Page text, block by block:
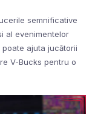
semnificative
al evenimentelor
ajuta jucătorii
V-Bucks pentru o